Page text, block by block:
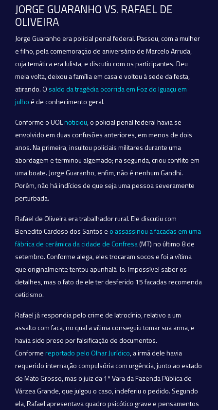
JORGE GUARANHO VS. RAFAEL DE
OLIVEIRA
Jorge Guaranho era policial penal federal. Passou, com a mulher
e filho, pela comemoração de aniversário de Marcelo Arruda,
cuja temática era lulista, e discutiu com os participantes. Deu
meia volta, deixou a família em casa e voltou à sede da festa,
atirando. O saldo da tragédia ocorrida em Foz do Iguaçu em
julho é de conhecimento geral.
Conforme o UOLnoticiou, o policial penal federal havia se
envolvido em duas confusões anteriores, em menos de dois
anos. Na primeira, insultou policiais militares durante uma
abordagem e terminou algemado; na segunda, criou conflito em
uma boate. Jorge Guaranho, enfim, não é nenhum Gandhi.
Porém, não há indícios de que seja uma pessoa severamente
perturbada.
Rafael de Oliveira era trabalhador rural. Ele discutiu com
Benedito Cardoso dos Santos e o assassinou a facadas em uma
fábrica de cerâmica da cidade de Confresa(MT) no último 8 de
setembro. Conforme alega, eles trocaram socos e foi a vítima
que originalmente tentou apunhalá-lo. Impossível saber os
detalhes, mas o fato de ele ter desferido 15 facadas recomenda
ceticismo.
Rafael já respondia pelo crime de latrocínio, relativo a um
assalto com faca, no qual a vítima conseguiu tomar sua arma, e
havia sido preso por falsificação de documentos.
Conformereportado pelo Olhar Jurídico, a irmã dele havia
requerido internação compulsória com urgência, junto ao estado
de Mato Grosso, mas o juiz da 1ª Vara da Fazenda Pública de
Várzea Grande, que julgou o caso, indeferiu o pedido. Segundo
ela, Rafael apresentava quadro psicótico grave e pensamentos